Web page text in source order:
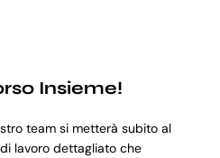
Insieme!
team si metterà subito al
lavoro dettagliato che